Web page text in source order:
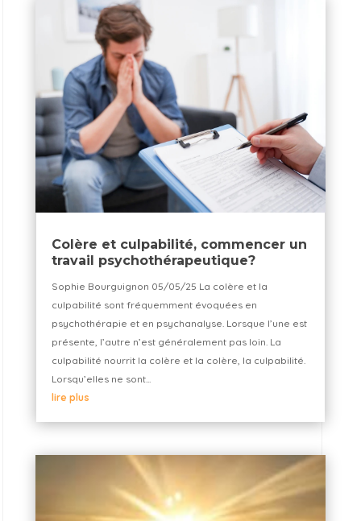
Colère et culpabilité, commencer un
travail psychothérapeutique?
Sophie Bourguignon 05/05/25 La colère et la
culpabilité sont fréquemment évoquées en
psychothérapie et en psychanalyse. Lorsque l’une est
présente, l’autre n’est généralement pas loin. La
culpabilité nourrit la colère et la colère, la culpabilité.
Lorsqu’elles ne sont...
lire plus